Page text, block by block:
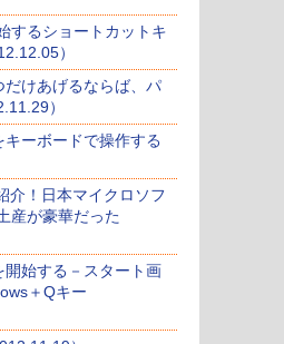
するショートカットキ
）
けあげるならば、パ
）
ーボードで操作する
介！日本マイクロソフ
産が豪華だった
始する－スタート画
＋Qキー